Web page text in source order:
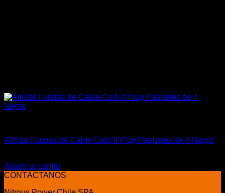
AllStar Fundas de Cable Cool-It Plug Paquetes de 4 Negro
precio
original actual
Añadir al carrito
CONTÁCTANOS